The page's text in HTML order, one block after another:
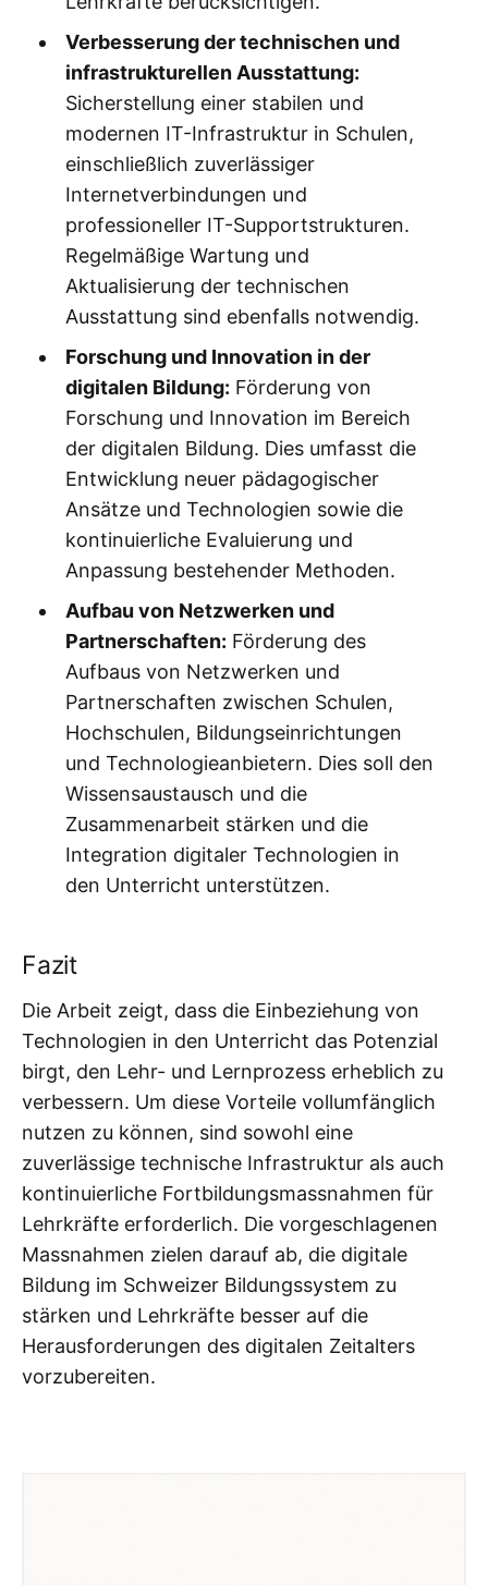
Verbesserung der technischen und
infrastrukturellen Ausstattung:
Sicherstellung einer stabilen und
modernen IT-Infrastruktur in Schulen,
einschließlich zuverlässiger
Internetverbindungen und
professioneller IT-Supportstrukturen.
Regelmäßige Wartung und
Aktualisierung der technischen
Ausstattung sind ebenfalls notwendig.
Forschung und Innovation in der
digitalen Bildung: Förderung von
Forschung und Innovation im Bereich
der digitalen Bildung. Dies umfasst die
Entwicklung neuer pädagogischer
Ansätze und Technologien sowie die
kontinuierliche Evaluierung und
Anpassung bestehender Methoden.
Aufbau von Netzwerken und
Partnerschaften: Förderung des
Aufbaus von Netzwerken und
Partnerschaften zwischen Schulen,
Hochschulen, Bildungseinrichtungen
und Technologieanbietern. Dies soll den
Wissensaustausch und die
Zusammenarbeit stärken und die
Integration digitaler Technologien in
den Unterricht unterstützen.
Fazit
Die Arbeit zeigt, dass die Einbeziehung von
Technologien in den Unterricht das Potenzial
birgt, den Lehr- und Lernprozess erheblich zu
verbessern. Um diese Vorteile vollumfänglich
nutzen zu können, sind sowohl eine
zuverlässige technische Infrastruktur als auch
kontinuierliche Fortbildungsmassnahmen für
Lehrkräfte erforderlich. Die vorgeschlagenen
Massnahmen zielen darauf ab, die digitale
Bildung im Schweizer Bildungssystem zu
stärken und Lehrkräfte besser auf die
Herausforderungen des digitalen Zeitalters
vorzubereiten.